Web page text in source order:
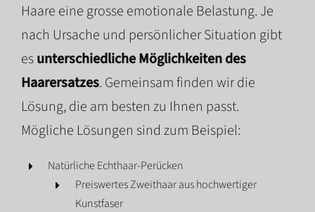
Haare eine grosse emotionale Belastung. Je
nach Ursache und persönlicher Situation gibt
esunterschiedliche Möglichkeiten des
Haarersatzes. Gemeinsam finden wir die
Lösung, die am besten zu Ihnen passt.
Mögliche Lösungen sind zum Beispiel:
Natürliche Echthaar-Perücken
Preiswertes Zweithaar aus hochwertiger
Kunstfaser